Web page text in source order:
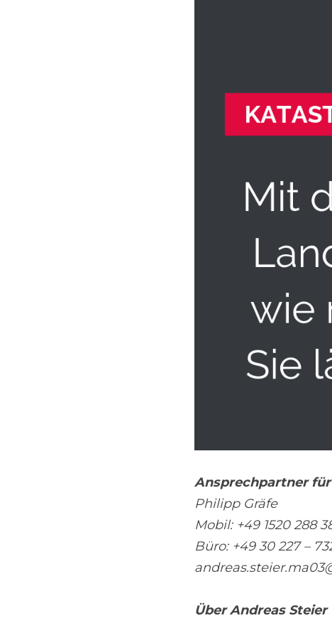
Ansprechpartner
Philipp Gräfe
Mobil: +49 1520 288
Büro: +49 30 227 –
Über Andreas Steier